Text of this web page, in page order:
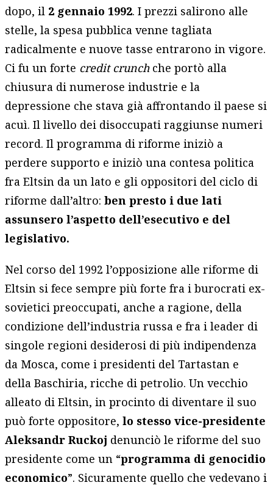
dopo, il 2 gennaio 1992. I prezzi salirono alle
stelle, la spesa pubblica venne tagliata
radicalmente e nuove tasse entrarono in vigore.
Ci fu un forte credit crunchche portò alla
chiusura di numerose industrie e la
depressione che stava già affrontando il paese si
acuì. Il livello dei disoccupati raggiunse numeri
record. Il programma di riforme iniziò a
perdere supporto e iniziò una contesa politica
fra Eltsin da un lato e gli oppositori del ciclo di
riforme dall’altro: ben presto i due lati
assunsero l’aspetto dell’esecutivo e del
legislativo.
Nel corso del 1992 l’opposizione alle riforme di
Eltsin si fece sempre più forte fra i burocrati ex-
sovietici preoccupati, anche a ragione, della
condizione dell’industria russa e fra i leader di
singole regioni desiderosi di più indipendenza
da Mosca, come i presidenti del Tartastan e
della Baschiria, ricche di petrolio. Un vecchio
alleato di Eltsin, in procinto di diventare il suo
può forte oppositore, lo stesso vice-presidente
Aleksandr Ruckoj denunciò le riforme del suo
presidente come un “programma di genocidio
economico”. Sicuramente quello che vedevano i